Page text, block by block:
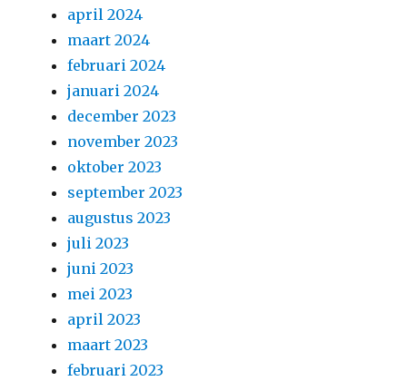
april 2024
maart 2024
februari 2024
januari 2024
december 2023
november 2023
oktober 2023
september 2023
augustus 2023
juli 2023
juni 2023
mei 2023
april 2023
maart 2023
februari 2023